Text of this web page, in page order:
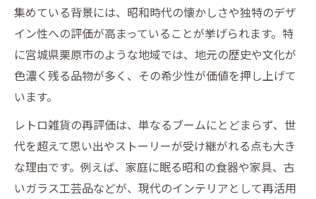
集めている背景には、昭和時代の懐かしさや独特のデザ
イン性への評価が高まっていることが挙げられます。特
に宮城県栗原市のような地域では、地元の歴史や文化が
色濃く残る品物が多く、その希少性が価値を押し上げて
います。
レトロ雑貨の再評価は、単なるブームにとどまらず、世
代を超えて思い出やストーリーが受け継がれる点も大き
な理由です。例えば、家庭に眠る昭和の食器や家具、古
いガラス工芸品などが、現代のインテリアとして再活用